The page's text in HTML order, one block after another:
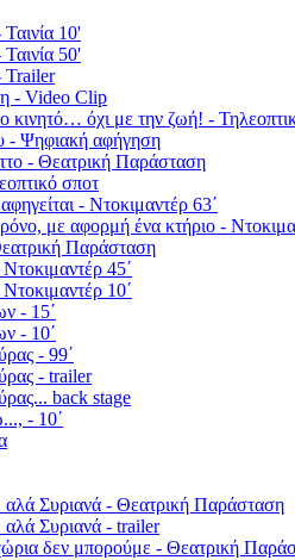
10'
50'
Trailer
- Video Clip
κινητό… όχι με την ζωή! -
- Ψηφιακή αφήγηση
- Θεατρική Παράσταση
σποτ
- Ντοκιμαντέρ 63΄
με αφορμή ένα κτήριο -
Παράσταση
45΄
10΄
- 15΄
- 10΄
- 99΄
- trailer
back stage
- 10΄
αλά Συριανά - Θεατρική Παράσταση
αλά Συριανά - trailer
δεν μπορούμε - Θεατρική